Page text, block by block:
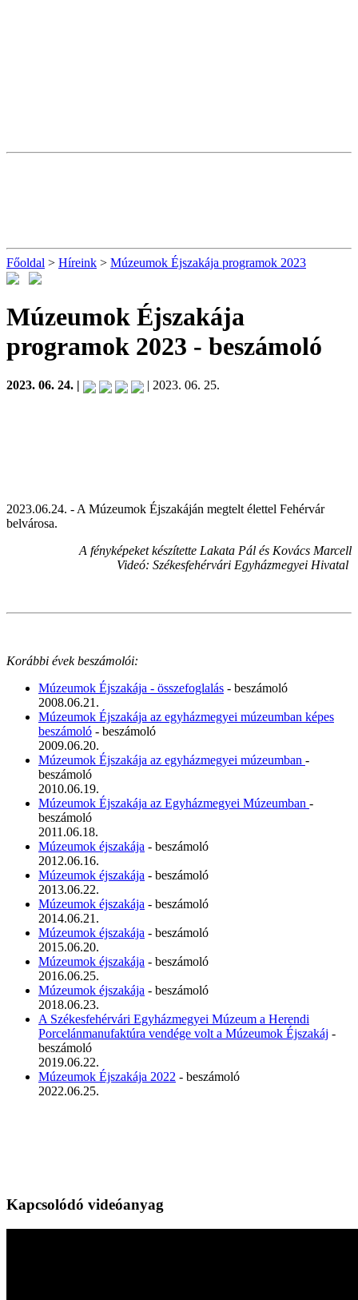
Főoldal > Híreink > Múzeumok Éjszakája programok 2023
Múzeumok Éjszakája
programok 2023 - beszámoló
2023. 06. 24. | | 2023. 06. 25.
2023.06.24. - A Múzeumok Éjszakáján megtelt élettel Fehérvár
belvárosa.
A fényképeket készítette Lakata Pál és Kovács Marcell
Videó: Székesfehérvári Egyházmegyei Hivatal
Korábbi évek beszámolói:
Múzeumok Éjszakája - összefoglalás - beszámoló
2008.06.21.
Múzeumok Éjszakája az egyházmegyei múzeumban képes
beszámoló - beszámoló
2009.06.20.
Múzeumok Éjszakája az egyházmegyei múzeumban -
beszámoló
2010.06.19.
Múzeumok Éjszakája az Egyházmegyei Múzeumban -
beszámoló
2011.06.18.
Múzeumok éjszakája - beszámoló
2012.06.16.
Múzeumok éjszakája - beszámoló
2013.06.22.
Múzeumok éjszakája - beszámoló
2014.06.21.
Múzeumok éjszakája - beszámoló
2015.06.20.
Múzeumok éjszakája - beszámoló
2016.06.25.
Múzeumok éjszakája - beszámoló
2018.06.23.
A Székesfehérvári Egyházmegyei Múzeum a Herendi
Porcelánmanufaktúra vendége volt a Múzeumok Éjszakáj -
beszámoló
2019.06.22.
Múzeumok Éjszakája 2022 - beszámoló
2022.06.25.
Kapcsolódó videóanyag